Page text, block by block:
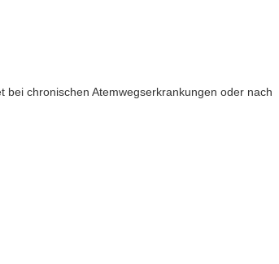
chronischen Atemwegserkrankungen oder nach